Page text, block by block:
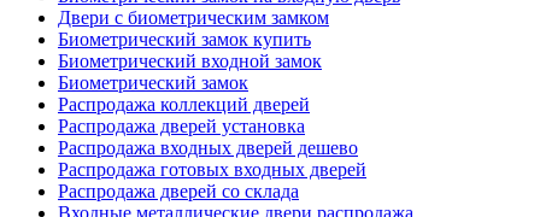
Двери с биометрическим замком
Биометрический замок купить
Биометрический входной замок
Биометрический замок
Распродажа коллекций дверей
Распродажа дверей установка
Распродажа входных дверей дешево
Распродажа готовых входных дверей
Распродажа дверей со склада